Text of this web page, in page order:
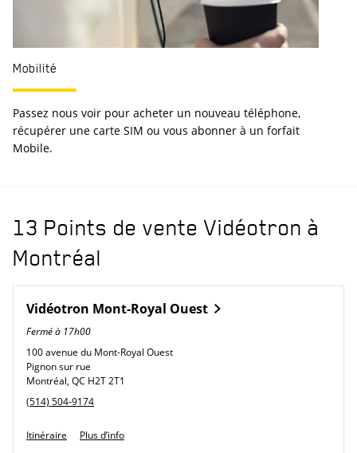
Mobilité
Passez nous voir pour acheter un nouveau téléphone,
récupérer une carte SIM ou vous abonner à un forfait
Mobile.
13 Points de vente Vidéotron à
Montréal
Vidéotron Mont-Royal Ouest
Fermé à 17h00
100 avenue du Mont-Royal Ouest
Pignon sur rue
Montréal, QC H2T 2T1
phone
(514) 504-9174
Itinéraire Link Opens in New Tab
Plus d’info